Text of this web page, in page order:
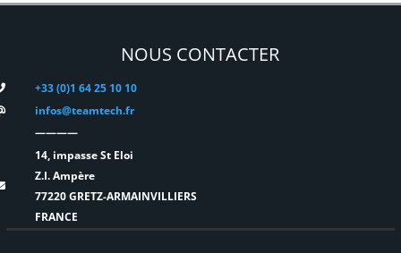
NOUS CONTACTER
+33 (0)1 64 25 10 10
infos@teamtech.fr
————
14, impasse St Eloi
Z.I. Ampère
77220 GRETZ-ARMAINVILLIERS
FRANCE